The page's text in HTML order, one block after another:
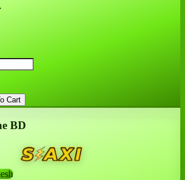
Cart
BD